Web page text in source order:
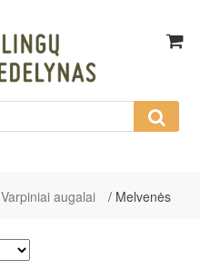
Varpiniai augalai / Melvenės